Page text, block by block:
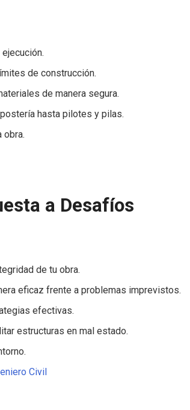
de construcción.
de manera segura.
hasta pilotes y pilas.
obra.
a Desafíos
de tu obra.
eficaz frente a problemas imprevistos.
efectivas.
estructuras en mal estado.
Civil